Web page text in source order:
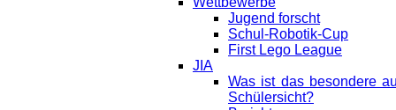
Jugend forscht
Schul-Robotik-Cup
First Lego League
JIA
Was ist das besondere
Schülersicht?